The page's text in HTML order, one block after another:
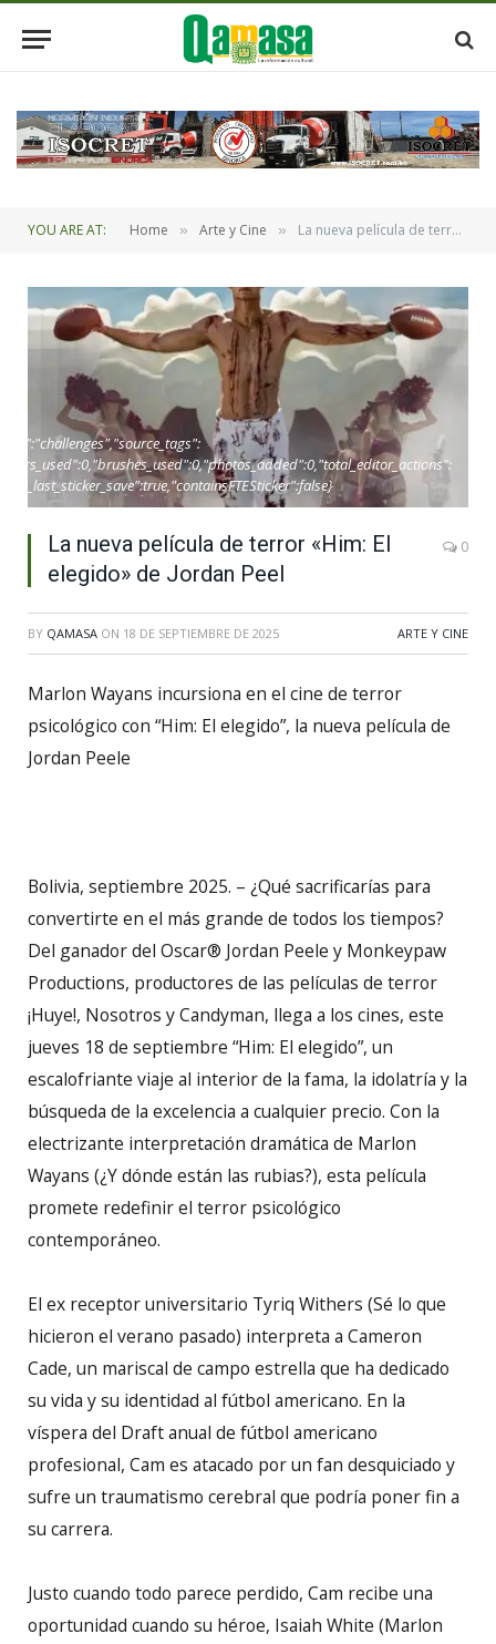
YOU ARE AT: Home » Arte y Cine » La nueva película de terror «Him: El elegido» de Jordan Peel
La nueva película de terror «Him: El
elegido» de Jordan Peel
0
BY QAMASA ON 18 DE SEPTIEMBRE DE 2025 ARTE Y CINE
Marlon Wayans incursiona en el cine de terror
psicológico con “Him: El elegido”, la nueva película de
Jordan Peele
Bolivia, septiembre 2025. – ¿Qué sacrificarías para
convertirte en el más grande de todos los tiempos?
Del ganador del Oscar® Jordan Peele y Monkeypaw
Productions, productores de las películas de terror
¡Huye!, Nosotros y Candyman, llega a los cines, este
jueves 18 de septiembre “Him: El elegido”, un
escalofriante viaje al interior de la fama, la idolatría y la
búsqueda de la excelencia a cualquier precio. Con la
electrizante interpretación dramática de Marlon
Wayans (¿Y dónde están las rubias?), esta película
promete redefinir el terror psicológico
contemporáneo.
El ex receptor universitario Tyriq Withers (Sé lo que
hicieron el verano pasado) interpreta a Cameron
Cade, un mariscal de campo estrella que ha dedicado
su vida y su identidad al fútbol americano. En la
víspera del Draft anual de fútbol americano
profesional, Cam es atacado por un fan desquiciado y
sufre un traumatismo cerebral que podría poner fin a
su carrera.
Justo cuando todo parece perdido, Cam recibe una
oportunidad cuando su héroe, Isaiah White (Marlon